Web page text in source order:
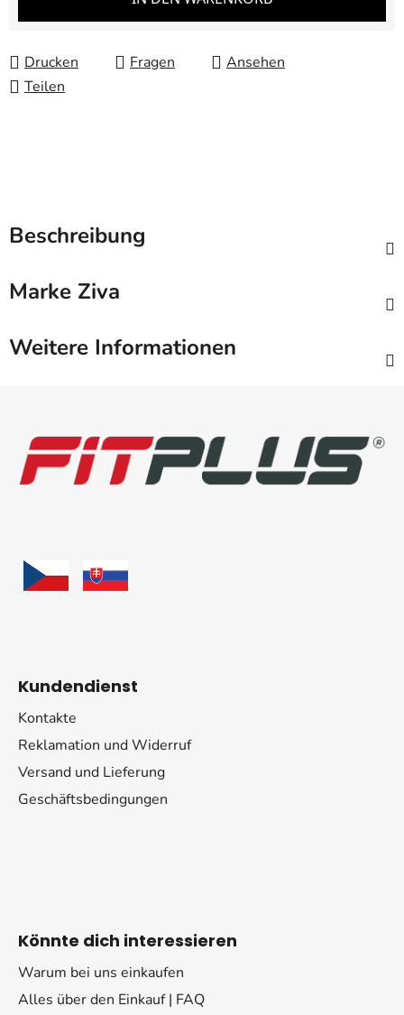
Drucken Fragen
Ansehen
Teilen
Beschreibung
Marke Ziva
Weitere Informationen
Kundendienst
Kontakte
Reklamation und Widerruf
Versand und Lieferung
Geschäftsbedingungen
Könnte dich interessieren
Warum bei uns einkaufen
Alles über den Einkauf | FAQ